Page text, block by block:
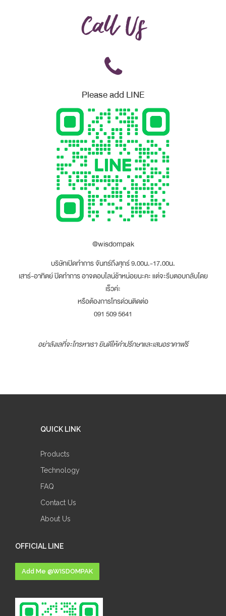
Call Us
Please add LINE
@wisdompak
บริษัทเปิดทำการ จันทร์ถึงศุกร์ 9.00น.-17.00น.
เสาร์-อาทิตย์ ปิดทำการ อาจตอบไลน์ช้าหน่อยนะคะ แต่จะรีบตอบกลับโดย
เร็วค่ะ
หรือต้องการโทรด่วนติดต่อ
091 509 5641
อย่าลังเลที่จะโทรหาเรา ยินดีให้คำปรึกษาและเสนอราคาฟรี
QUICK LINK
Products
Technology
FAQ
Contact Us
About Us
OFFICIAL LINE
Add Me @WISDOMPAK